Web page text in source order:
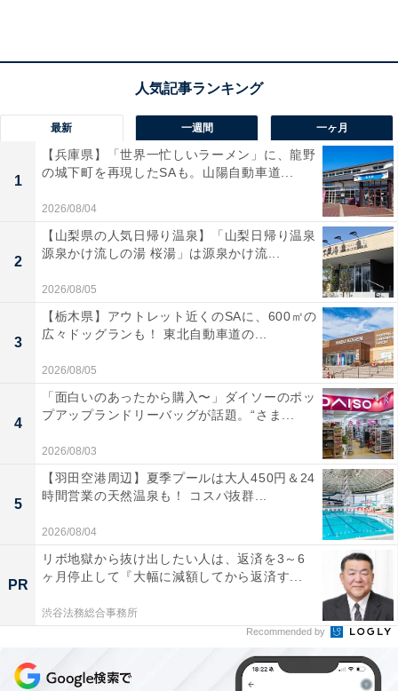
わしい極上の宿です。
楽天トラベルの「宿クーポン」とは？
楽天トラベルでは、各宿泊施設がオリジナルで発行する
「宿クーポン」を使ってお得に宿泊施設を予約できま
す。掘り出し物もあるかもしれません。割引額や配布枚
数は宿泊施設によって異なるので、お得なクーポンをぜ
ひ探してみてください。
楽天トラベルで宿クーポンを探す
最新 一週間 一ヶ月
1
【兵庫県】「世界一忙しいラーメン」に、龍野
の城下町を再現したSAも。山陽自動車道...
2026/08/04
2
【山梨県の人気日帰り温泉】「山梨日帰り温泉
源泉かけ流しの湯 桜湯」は源泉かけ流...
2026/08/05
3
【栃木県】アウトレット近くのSAに、600㎡の
広々ドッグランも！ 東北自動車道の...
2026/08/05
4
「面白いのあったから購入〜」ダイソーのポッ
プアップランドリーバッグが話題。“さま...
2026/08/03
5
【羽田空港周辺】夏季プールは大人450円＆24
時間営業の天然温泉も！ コスパ抜群...
2026/08/04
PR
リボ地獄から抜け出したい人は、返済を3～6
ヶ月停止して『大幅に減額してから返済す...
渋谷法務総合事務所
Recommended by